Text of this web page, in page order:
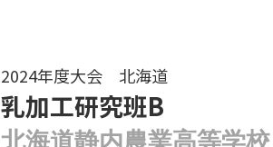
2024年度大会 北海道
乳加工研究班B
北海道静内農業高等学校